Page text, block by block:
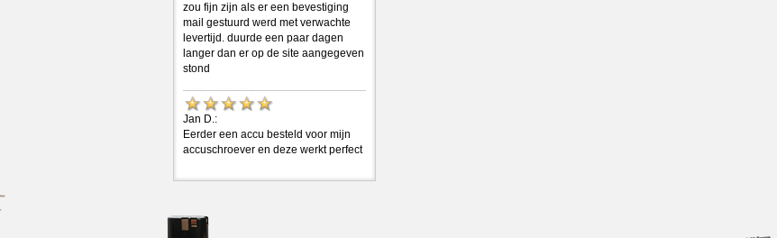
zou fijn zijn als er een bevestiging
mail gestuurd werd met verwachte
levertijd. duurde een paar dagen
langer dan er op de site aangegeven
stond
Jan D.:
Eerder een accu besteld voor mijn
accuschroever en deze werkt perfect